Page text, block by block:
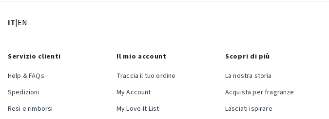
IT: Lingua corrente
|EN
Servizio clienti
Help & FAQs
Spedizioni
Resi e rimborsi
Il mio account
Traccia il tuo ordine
My Account
My Love-It List
Scopri di più
La nostra storia
Acquista per fragranze
Lasciati ispirare